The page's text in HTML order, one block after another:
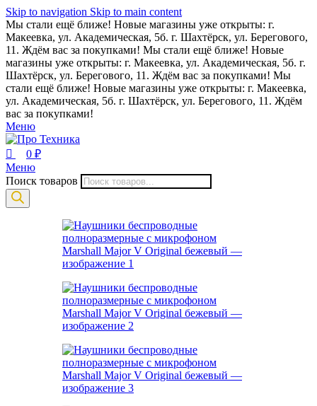
Skip to navigation Skip to main content
Мы стали ещё ближе! Новые магазины уже открыты: г.
Макеевка, ул. Академическая, 5б. г. Шахтёрск, ул. Берегового,
11. Ждём вас за покупками! Мы стали ещё ближе! Новые
магазины уже открыты: г. Макеевка, ул. Академическая, 5б. г.
Шахтёрск, ул. Берегового, 11. Ждём вас за покупками! Мы
стали ещё ближе! Новые магазины уже открыты: г. Макеевка,
ул. Академическая, 5б. г. Шахтёрск, ул. Берегового, 11. Ждём
вас за покупками!
Меню
0 ₽
Меню
Поиск товаров